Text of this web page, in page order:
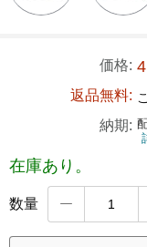
価格:
返品無料:
納期:
在庫あり。
数量 